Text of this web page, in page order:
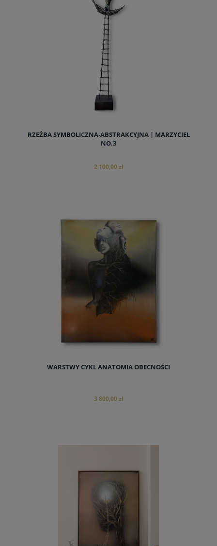
RZEŹBA SYMBOLICZNA-ABSTRAKCYJNA | MARZYCIEL
NO.3
2 100,00 zł
do koszyka
WARSTWY CYKL ANATOMIA OBECNOŚCI
3 800,00 zł